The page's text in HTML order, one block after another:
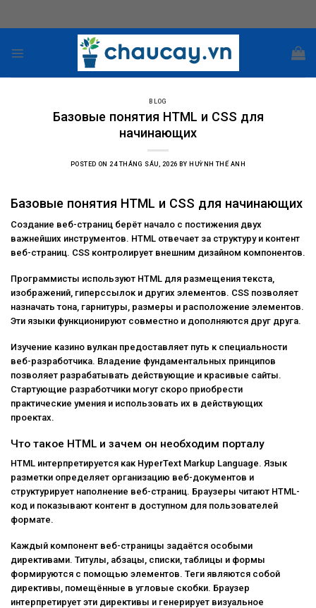
BLOG
Базовые понятия HTML и CSS для
начинающих
POSTED ON24 THÁNG SÁU, 2026 BY HUỲNH THẾ ANH
Базовые понятия HTML и CSS для начинающих
Создание веб-страниц берёт начало с постижения двух
важнейших инструментов. HTML отвечает за структуру и контент
веб-страниц. CSS контролирует внешним дизайном компонентов.
Программисты используют HTML для размещения текста,
изображений, гиперссылок и других элементов. CSS позволяет
назначать тона, гарнитуры, размеры и расположение элементов.
Эти языки функционируют совместно и дополняются друг друга.
Изучение казино вулкан предоставляет путь к специальности
веб-разработчика. Владение фундаментальных принципов
позволяет разрабатывать действующие и красивые сайты.
Стартующие разработчики могут скоро приобрести
практические умения и использовать их в действующих
проектах.
Что такое HTML и зачем он необходим порталу
HTML интерпретируется как HyperText Markup Language. Язык
разметки определяет организацию веб-документов и
структурирует наполнение веб-страниц. Браузеры читают HTML-
код и показывают контент в доступном для пользователей
формате.
Каждый компонент веб-страницы задаётся особыми
директивами. Титулы, абзацы, списки, таблицы и формы
формируются с помощью элементов. Теги являются собой
директивы, помещённые в угловые скобки. Браузер
интерпретирует эти директивы и генерирует визуальное